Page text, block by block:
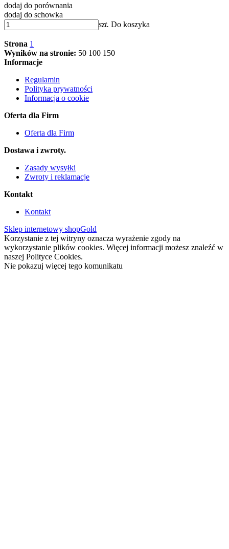
dodaj do porównania
dodaj do schowka
szt. Do koszyka
Strona 1
Wyników na stronie: 50 100 150
Informacje
Regulamin
Polityka prywatności
Informacja o cookie
Oferta dla Firm
Oferta dla Firm
Dostawa i zwroty.
Zasady wysyłki
Zwroty i reklamacje
Kontakt
Kontakt
Sklep internetowy shopGold
Korzystanie z tej witryny oznacza wyrażenie zgody na
wykorzystanie plików cookies. Więcej informacji możesz znaleźć w
naszej Polityce Cookies.
Nie pokazuj więcej tego komunikatu